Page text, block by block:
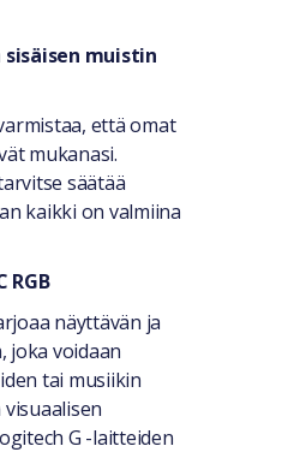
muistin
että omat
mukanasi.
säätää
kaikki on valmiina
RGB
näyttävän ja
joka voidaan
tai musiikin
G -laitteiden